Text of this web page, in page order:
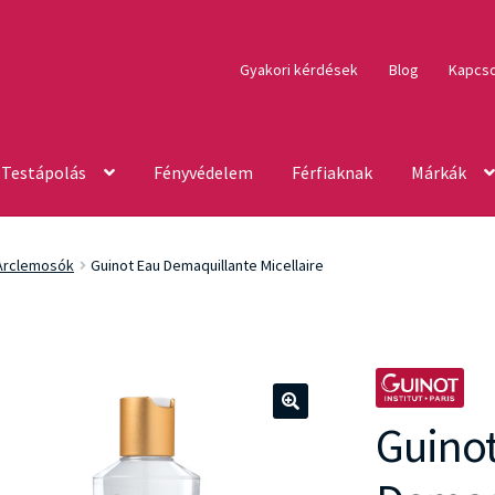
Gyakori kérdések Blog
Testápolás Fényvédelem Férfiaknak Márkák
Guinot Eau Demaquillante Micellaire